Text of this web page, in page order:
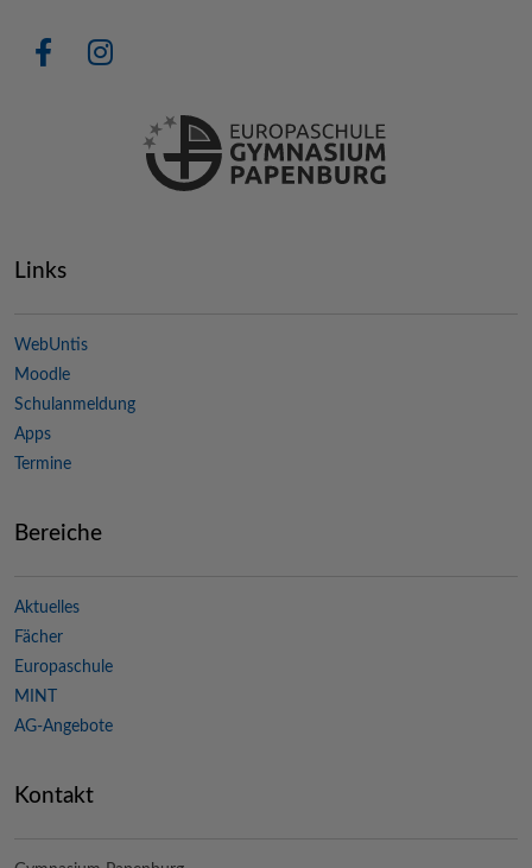
Links
WebUntis
Moodle
Schulanmeldung
Apps
Termine
Bereiche
Aktuelles
Fächer
Europaschule
MINT
AG-Angebote
Kontakt